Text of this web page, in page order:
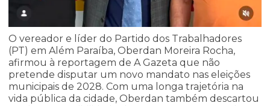
O vereador e líder do Partido dos Trabalhadores
(PT) em Além Paraíba, Oberdan Moreira Rocha,
afirmou à reportagem de A Gazeta que não
pretende disputar um novo mandato nas eleições
municipais de 2028. Com uma longa trajetória na
vida pública da cidade, Oberdan também descartou